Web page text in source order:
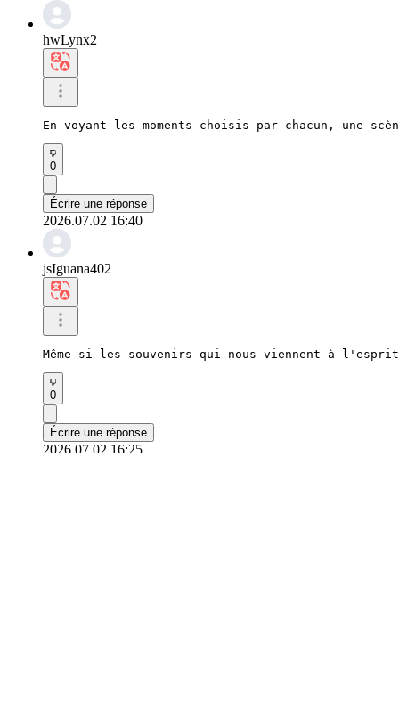
hwLynx2
En voyant les moments choisis par chacun, une
0
Écrire une réponse
2026.07.02 16:40
jsIguana402
Même si les souvenirs qui nous viennent à
0
Écrire une réponse
2026.07.02 16:25